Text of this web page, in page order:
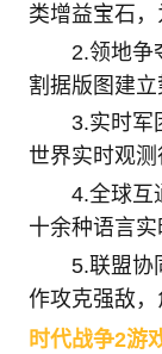
类增益宝石，
2.领地争
割据版图建立
3.实时军
世界实时观测
4.全球互
十余种语言实
5.联盟协
作攻克强敌，
时代战争2游